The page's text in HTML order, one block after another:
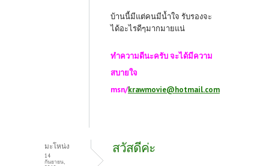
บ้านนี้มีแต่คนมีน้ำใจ รับรองจะ
ได้อะไรดีๆมากมายแน่
ทำความดีนะครับ จะได้มีความ
สบายใจ
msn/krawmovie@hotmail.com
มะโหน่ง
14
กันยายน,
สวัสดีค่ะ